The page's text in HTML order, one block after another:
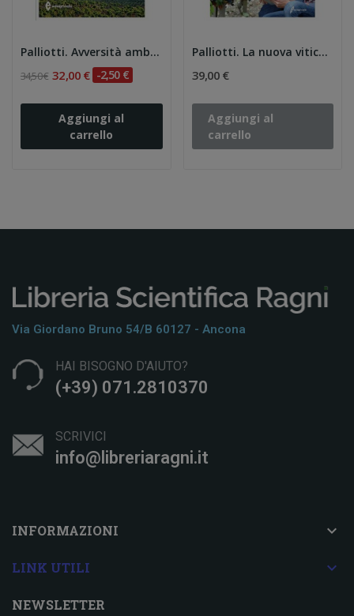
Palliotti. Avversità ambientali e parassitarie...
34,50 € 32,00 € -2,50 €
Aggiungi al
carrello
Palliotti. La nuova viticoltura Innovazioni...
39,00 €
Aggiungi al
carrello
Via Giordano Bruno 54/b 60127 - Ancona
HAI BISOGNO D'AIUTO?
(+39) 071.2810370
SCRIVICI
info@libreriaragni.it
INFORMAZIONI 
LINK UTILI 
NEWSLETTER